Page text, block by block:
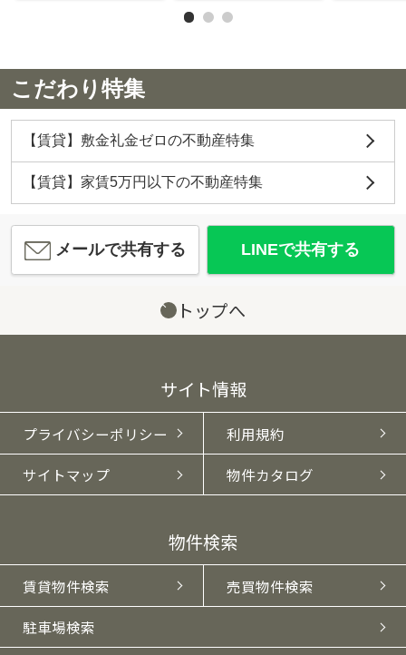
こだわり特集
【賃貸】敷金礼金ゼロの不動産特集
【賃貸】家賃5万円以下の不動産特集
メールで共有する LINEで共有する
トップへ
サイト情報
プライバシーポリシー 利用規約
サイトマップ 物件カタログ
物件検索
賃貸物件検索 売買物件検索
駐車場検索